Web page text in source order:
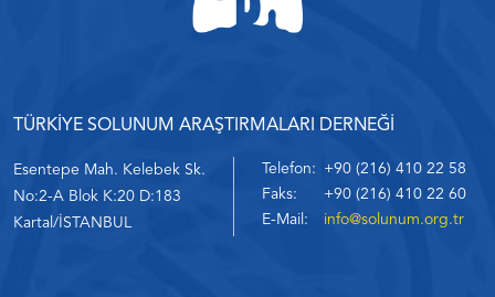
TÜRKİYE SOLUNUM ARAŞTIRMALARI DERNEĞİ
Esentepe Mah. Kelebek Sk.
No:2-A Blok K:20 D:183
Kartal/İSTANBUL
Telefon:
+90 (216) 410 22 58
Faks:
+90 (216) 410 22 60
E-Mail:
info@solunum.org.tr